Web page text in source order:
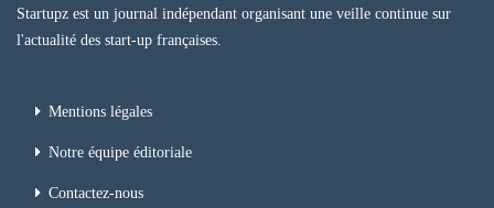
Startupz est un journal indépendant organisant une veille continue sur
l'actualité des start-up françaises.
Mentions légales
Notre équipe éditoriale
Contactez-nous